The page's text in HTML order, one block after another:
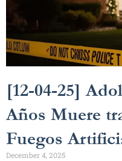
[12-04-25]
Años Muere
Fuegos
December 4, 2025